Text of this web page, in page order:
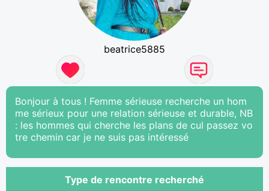
beatrice5885
Bonjour à tous ! Femme sérieuse recherche un hom
me sérieux pour une relation sérieuse et durable, NB
: les hommes qui cherche les plans de cul passez vo
tre chemin car je ne suis pas intéressé
Type de rencontre recherché